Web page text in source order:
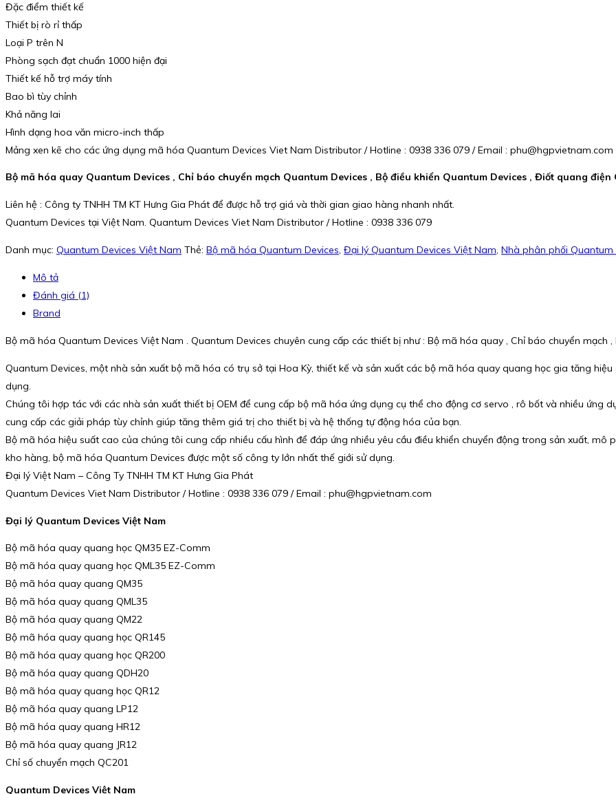
Đặc điểm thiết kế
Thiết bị rò rỉ thấp
Loại P trên N
Phòng sạch đạt chuẩn 1000 hiện đại
Thiết kế hỗ trợ máy tính
Bao bì tùy chỉnh
Khả năng lai
Hình dạng hoa văn micro-inch thấp
Mảng xen kẽ cho các ứng dụng mã hóa Quantum Devices Viet Nam Distributor / Hotline : 0938 336 079 / Email : phu@hgpvietnam.com
Bộ mã hóa quay Quantum Devices , Chỉ báo chuyển mạch Quantum Devices , Bộ điều khiển Quantum Devices , Điốt quang điện
Liên hệ : Công ty TNHH TM KT Hưng Gia Phát để được hỗ trợ giá và thời gian giao hàng nhanh nhất.
Quantum Devices tại Việt Nam. Quantum Devices Viet Nam Distributor / Hotline : 0938 336 079
Danh mục: Quantum Devices Việt Nam Thẻ: Bộ mã hóa Quantum Devices, Đại lý Quantum Devices Việt Nam, Nhà phân phối Quantum
Mô tả
Đánh giá (1)
Brand
Bộ mã hóa Quantum Devices Việt Nam . Quantum Devices chuyên cung cấp các thiết bị như : Bộ mã hóa quay , Chỉ báo chuyển mạch
Quantum Devices, một nhà sản xuất bộ mã hóa có trụ sở tại Hoa Kỳ, thiết kế và sản xuất các bộ mã hóa quay quang học gia tăng
dụng.
Chúng tôi hợp tác với các nhà sản xuất thiết bị OEM để cung cấp bộ mã hóa ứng dụng cụ thể cho động cơ servo , rô bốt và nhiều ứng
cung cấp các giải pháp tùy chỉnh giúp tăng thêm giá trị cho thiết bị và hệ thống tự động hóa của bạn.
Bộ mã hóa hiệu suất cao của chúng tôi cung cấp nhiều cấu hình để đáp ứng nhiều yêu cầu điều khiển chuyển động trong sản xuất,
kho hàng, bộ mã hóa Quantum Devices được một số công ty lớn nhất thế giới sử dụng.
Đại lý Việt Nam – Công Ty TNHH TM KT Hưng Gia Phát
Quantum Devices Viet Nam Distributor / Hotline : 0938 336 079 / Email : phu@hgpvietnam.com
Đại lý Quantum Devices Việt Nam
Bộ mã hóa quay quang học QM35 EZ-Comm
Bộ mã hóa quay quang học QML35 EZ-Comm
Bộ mã hóa quay quang QM35
Bộ mã hóa quay quang QML35
Bộ mã hóa quay quang QM22
Bộ mã hóa quay quang học QR145
Bộ mã hóa quay quang học QR200
Bộ mã hóa quay quang QDH20
Bộ mã hóa quay quang học QR12
Bộ mã hóa quay quang LP12
Bộ mã hóa quay quang HR12
Bộ mã hóa quay quang JR12
Chỉ số chuyển mạch QC201
Quantum Devices Việt Nam